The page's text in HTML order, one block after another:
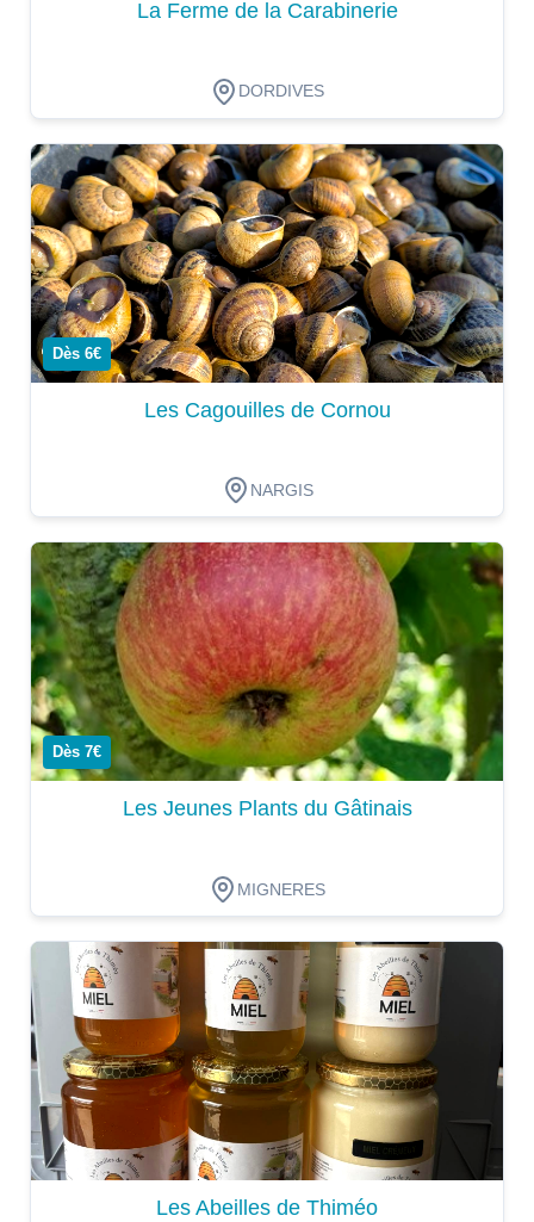
La Ferme de la Carabinerie
DORDIVES
Dégustation
Dès 6€
Les Cagouilles de Cornou
NARGIS
Dégustation
Dès 7€
Les Jeunes Plants du Gâtinais
MIGNERES
Dégustation
Les Abeilles de Thiméo